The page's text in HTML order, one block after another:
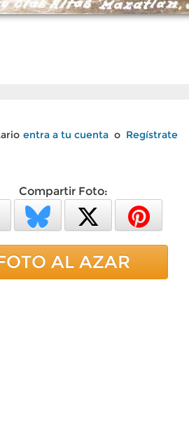
entra a tu cuenta o Regístrate
Compartir Foto:
AL AZAR